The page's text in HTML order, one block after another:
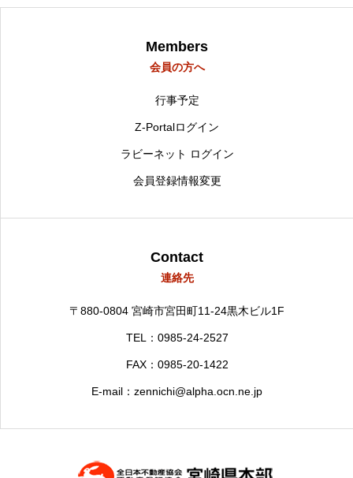
Members
会員の方へ
行事予定
Z-Portalログイン
ラビーネット ログイン
会員登録情報変更
Contact
連絡先
〒880-0804 宮崎市宮田町11-24黒木ビル1F
TEL：0985-24-2527
FAX：0985-20-1422
E-mail：zennichi@alpha.ocn.ne.jp